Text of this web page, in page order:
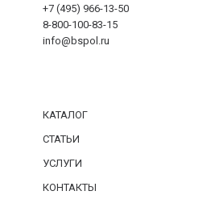
+7 (495) 966-13-50
8-800-100-83-15
info@bspol.ru
КАТАЛОГ
СТАТЬИ
УСЛУГИ
КОНТАКТЫ